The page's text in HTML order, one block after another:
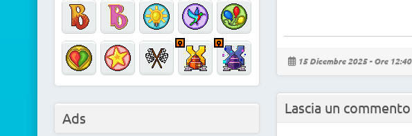
15 Dicembre 2025 - Ore 12:40
Lascia un commento
Ads